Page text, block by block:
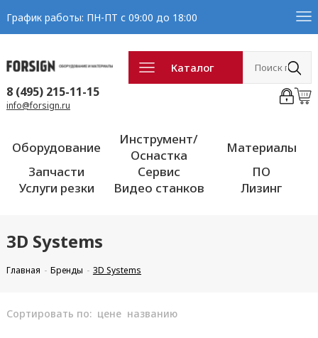
График работы: ПН-ПТ с 09:00 до 18:00
Каталог
8 (495) 215-11-15
info@forsign.ru
Оборудование
Инструмент/
Оснастка
Материалы
Запчасти
Сервис
ПО
Услуги резки
Видео станков Лизинг
3D Systems
Главная Бренды 3D Systems
Сортировать по: цене названию